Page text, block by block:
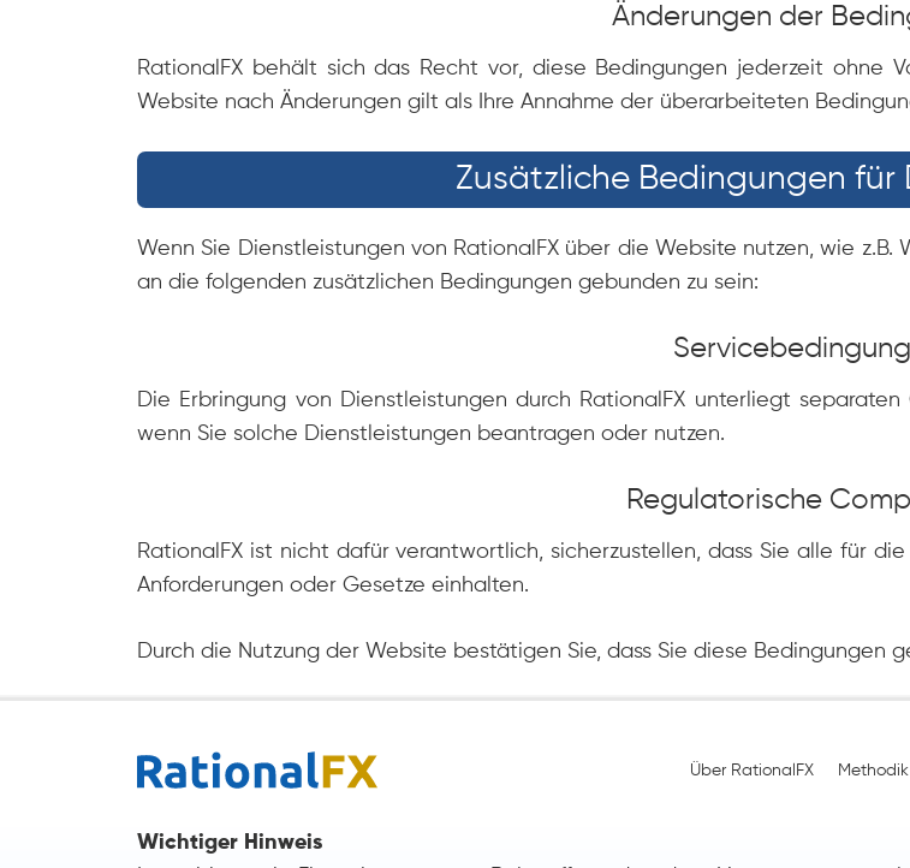
Änderungen der
RationalFX behält sich das Recht vor, diese Bedingungen jederzeit ohne
Website nach Änderungen gilt als Ihre Annahme der überarbeiteten
Zusätzliche Bedingungen für
Wenn Sie Dienstleistungen von RationalFX über die Website nutzen, wie z.B.
an die folgenden zusätzlichen Bedingungen gebunden zu sein:
Die Erbringung von Dienstleistungen durch RationalFX unterliegt
wenn Sie solche Dienstleistungen beantragen oder nutzen.
Regulatorische
RationalFX ist nicht dafür verantwortlich, sicherzustellen, dass Sie alle für
Anforderungen oder Gesetze einhalten.
Durch die Nutzung der Website bestätigen Sie, dass Sie diese Bedingungen
Über RationalFX
Wichtiger Hinweis